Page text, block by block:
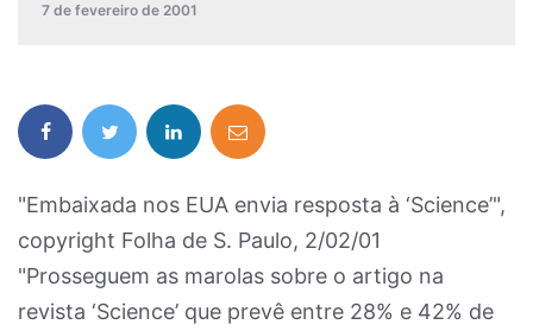
7 de fevereiro de 2001
"Embaixada nos EUA envia resposta à ‘Science’",
copyright Folha de S. Paulo, 2/02/01
"Prosseguem as marolas sobre o artigo na
revista ‘Science’ que prevê entre 28% e 42% de